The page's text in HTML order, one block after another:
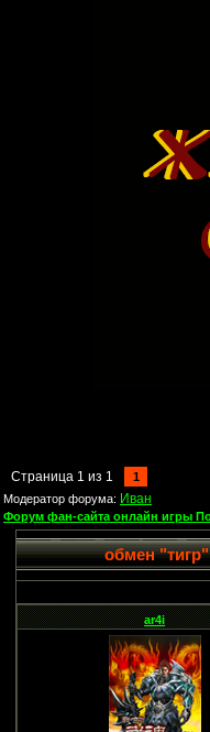
Страница 1 из 1
1
Модератор форума: Иван
Форум фан-сайта онлайн игры
обмен
ar4i